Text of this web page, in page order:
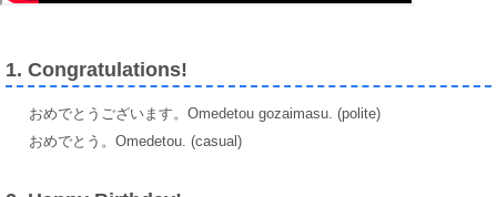
1. Congratulations!
おめでとうございます。Omedetou gozaimasu. (polite)
おめでとう。Omedetou. (casual)